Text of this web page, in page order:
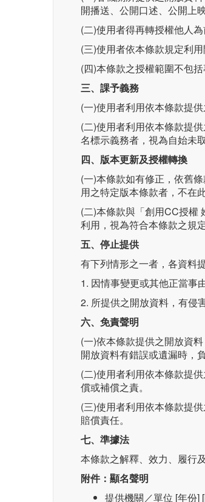
開播送、公開口述、公開上
(二)使用者得再轉授權他人為
(三)使用者依本條款規定利
(四)本條款之授權範圍不包括
三、課予義務
(一)使用者利用依本條款提
(二)使用者利用依本條款提
名標示義務者，視為自始未
四、版本更新及授權轉換
(一)本條款如有修正，依舊
用之特定版本條款者，不在此
(二)本條款與「創用CC授權
利用，視為符合本條款之規定
五、停止提供
有下列情形之一者，各資料
1. 因情事變更或其他正當事
2. 所提供之開放資料，有侵
六、免責聲明
(一)依本條款提供之開放資
開放資料有錯誤或遺漏時，
(二)使用者利用依本條款提
償或補償之責。
(三)使用者利用依本條款提
賠償責任。
七、準據法
本條款之解釋、效力、履行
附件：顯名聲明
提供機關／單位 [年份]